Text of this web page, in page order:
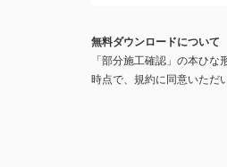
無料ダウンロードについて
「部分施工確認」の本ひ
時点で、規約に同意いただ